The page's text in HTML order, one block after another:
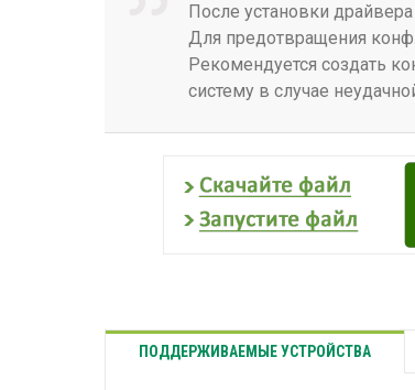
После установки
Для предотвращения
Рекомендуется создать
систему в случае
ПОДДЕРЖИВАЕМЫЕ УСТРОЙСТВА